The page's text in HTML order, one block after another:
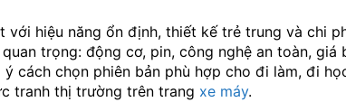
với hiệu năng ổn định, thiết kế trẻ trung và chi
trọng: động cơ, pin, công nghệ an toàn, giá
cách chọn phiên bản phù hợp cho đi làm, đi
tranh thị trường trên trang xe máy.